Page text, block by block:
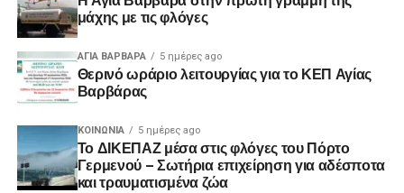
μάχης με τις φλόγες
ΑΓΙΑ ΒΑΡΒΑΡΑ 5 ημέρες ago
Θερινό ωράριο λειτουργίας για το ΚΕΠ Αγίας
Βαρβάρας
ΚΟΙΝΩΝΊΑ 5 ημέρες ago
Το ΔΙΚΕΠΑΖ μέσα στις φλόγες του Πόρτο
Γερμενού – Σωτήρια επιχείρηση για αδέσποτα
και τραυματισμένα ζώα